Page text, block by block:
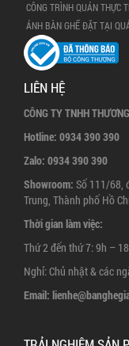
CÔNG TRÌNH QUÁN THỰC
ẢNH BÀN GHẾ ĐẶT TẠI
LIÊN HỆ
CÔNG TY TNHH
Hotline: 0934 390 390
Zalo: 0934 390 390
Showroom: Số 111/68,
Trung, Thành phố Hồ
Thời gian làm việc:
Thứ 2 đến thứ 7: 9h –
Nghỉ: Chủ nhật & các
Email: